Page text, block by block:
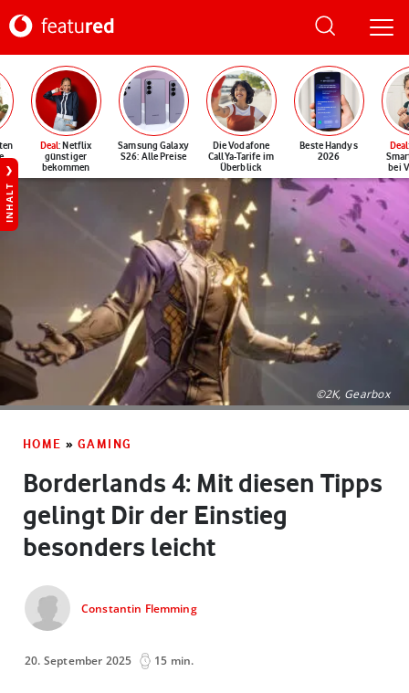
Deal: Netflix
günstiger
bekommen
Samsung Galaxy
S26: Alle Preise
Die Vodafone
CallYa-Tarife im
Überblick
Beste Handys
2026
Deal
bei
INHALT
©2K, Gearbox
HOME » GAMING
Borderlands 4: Mit diesen Tipps
gelingt Dir der Einstieg
besonders leicht
Constantin Flemming
20. September 2025 15 min.